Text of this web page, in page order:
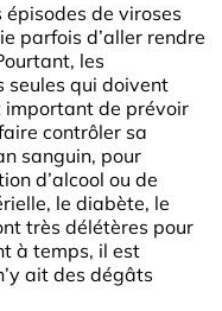
de viroses
parfois d’aller rendre
les
seules qui doivent
important de prévoir
contrôler sa
sanguin, pour
d’alcool ou de
le diabète, le
très délétères pour
à temps, il est
ait des dégâts